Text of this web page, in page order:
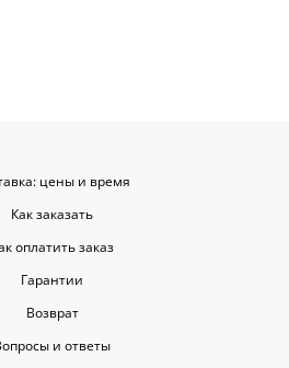
цены и время
Как заказать
оплатить заказ
Гарантии
Возврат
и ответы